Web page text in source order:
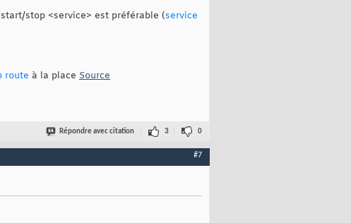
stop <service> est préférable (service
route à la place Source
Répondre avec citation 3 0
#7